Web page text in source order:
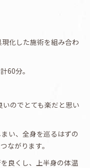
化した施術を組み合わ
60分。
のでとても楽だと思い
い、全身を巡るはずの
ながります。
良くし、上半身の体温